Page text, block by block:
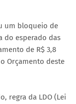
um bloqueio de
do esperado das
de R$ 3,8
Orçamento deste
regra da LDO (Lei